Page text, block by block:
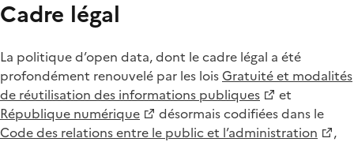
Cadre légal
La politique d’open data, dont le cadre légal a été
profondément renouvelé par les loisGratuité et modalités
de réutilisation des informations publiques
et
République numérique
désormais codifiées dans le
Code des relations entre le public et l’administration
,